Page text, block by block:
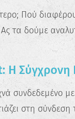
Πού
τα δούμε
Η Σύγχρονη
συνδεδεμένο
στη